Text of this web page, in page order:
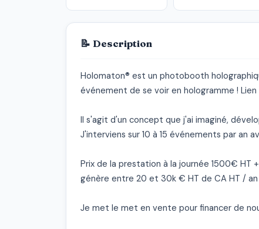
📝 Description
Holomaton® est un photobooth
événement de se voir en hologramme !
Il s'agit d'un concept que j'ai imaginé,
J'interviens sur 10 à 15 événements par an
Prix de la prestation à la journée 1500€ HT
génère entre 20 et 30k € HT de CA HT /
Je met le met en vente pour financer de